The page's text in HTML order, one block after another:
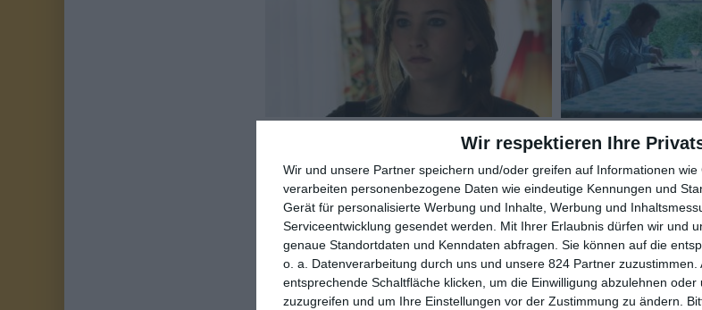
Wir respektieren Ihre
Wir und unsere Partner speichern und/oder greifen auf Informationen
verarbeiten personenbezogene Daten wie eindeutige Kennungen und
Gerät für personalisierte Werbung und Inhalte, Werbung und
Serviceentwicklung gesendet werden.
Mit Ihrer Erlaubnis dürfen wir und
genaue Standortdaten und Kenndaten abfragen. Sie können auf die
o. a. Datenverarbeitung durch uns und unsere 824 Partner
entsprechende Schaltfläche klicken, um die Einwilligung abzulehnen
zuzugreifen und um Ihre Einstellungen vor der Zustimmung zu ändern.
Aber er ist eben kein Krimi. Und was ihm im Bereich
seinen Figuren, seinen zwischenmenschlichen Konflikten und
Denn die ungewöhnliche Rahmengeschichte um den
nicht mehr als ein Rahmen für die alltäglichen Probleme
Heranwachsende. Da wird nicht miteinander gesprochen, mal
Ignoranz oder auch Scham, Eltern und Kinder finden einfach
nicht zueinander.